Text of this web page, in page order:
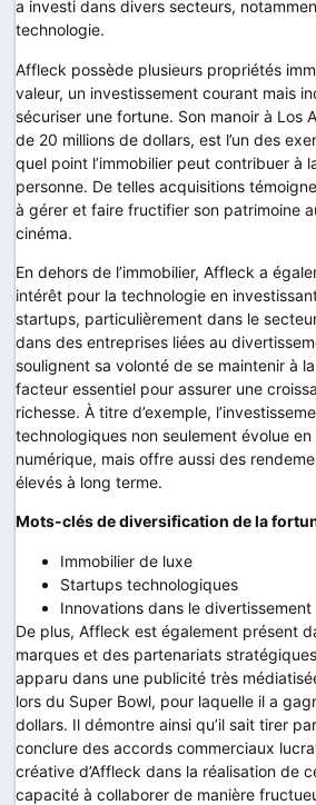
a investi dans divers secteurs,
technologie.
Affleck possède plusieurs propriétés
valeur, un investissement courant mais
sécuriser une fortune. Son manoir à Los
de 20 millions de dollars, est l’un des
quel point l’immobilier peut contribuer à
personne. De telles acquisitions
à gérer et faire fructifier son patrimoine
cinéma.
En dehors de l’immobilier, Affleck a
intérêt pour la technologie en
startups, particulièrement dans le
dans des entreprises liées au
soulignent sa volonté de se maintenir à
facteur essentiel pour assurer une
richesse. À titre d’exemple,
technologiques non seulement évolue en
numérique, mais offre aussi des
élevés à long terme.
Mots-clés de diversification de la
Immobilier de luxe
Startups technologiques
Innovations dans le divertissement
De plus, Affleck est également présent
marques et des partenariats
apparu dans une publicité très
lors du Super Bowl, pour laquelle il a
dollars. Il démontre ainsi qu’il sait tirer
conclure des accords commerciaux
créative d’Affleck dans la réalisation de
capacité à collaborer de manière